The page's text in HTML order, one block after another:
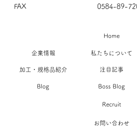
FAX
0584-89-
Home
企業情報 私たちについて
加工・規格品紹介 注目記事
Blog Boss Blog
Recruit
お問い合わせ